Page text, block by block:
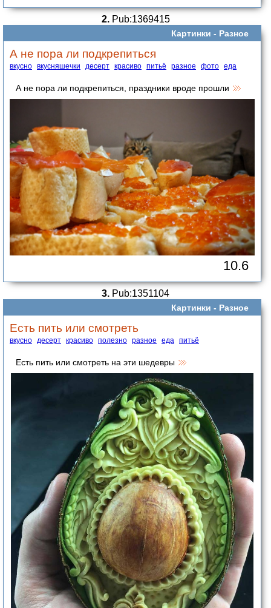
2.Pub:1369415
Картинки - Разное
А не пора ли подкрепиться
вкусно вкусняшечки десерт красиво питьё разное фото еда
А не пора ли подкрепиться, праздники вроде прошли
10.6
3. Pub:1351104
Картинки - Разное
Есть пить или смотреть
вкусно десерт красиво полезно разное еда питьё
Есть пить или смотреть на эти шедевры